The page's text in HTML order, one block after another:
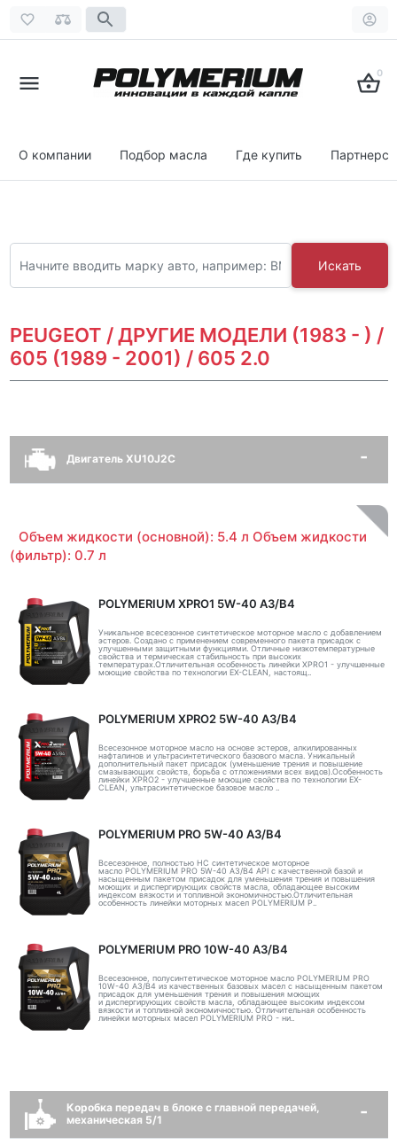
0
О компании Подбор масла Где купить
Искать
PEUGEOT / ДРУГИЕ МОДЕЛИ (1983 - ) /
605 (1989 - 2001) / 605 2.0
Двигатель XU10J2C
Объем жидкости (основной): 5.4 л Объем жидкости
(фильтр): 0.7 л
POLYMERIUM XPRO1 5W-40 A3/B4
Уникальное всесезонное синтетическое моторное масло с добавлением
эстеров. Создано с применением современного пакета присадок с
улучшенными защитными функциями. Отличные низкотемпературные
свойства и термическая стабильность при высоких
температурах.Отличительная особенность линейки XPRO1 - улучшенные
моющие свойства по технологии EX-CLEAN, настоящ..
POLYMERIUM XPRO2 5W-40 A3/B4
Всесезонное моторное масло на основе эстеров, алкилированных
нафталинов и ультрасинтетического базового масла. Уникальный
дополнительный пакет присадок (уменьшение трения и повышение
смазывающих свойств, борьба с отложениями всех видов).Особенность
линейки XPRO2 - улучшенные моющие свойства по технологии EX-
CLEAN, ультрасинтетическое базовое масло ..
POLYMERIUM PRO 5W-40 A3/B4
Всесезонное, полностью HC синтетическое моторное
масло POLYMERIUM PRO 5W-40 A3/B4 API с качественной базой и
насыщенным пакетом присадок для уменьшения трения и повышения
моющих и диспергирующих свойств масла, обладающее высоким
индексом вязкости и топливной экономичностью.Отличительная
особенность линейки моторных масел POLYMERIUM P..
POLYMERIUM PRO 10W-40 A3/B4
Всесезонное, полусинтетическое моторное масло POLYMERIUM PRO
10W-40 A3/B4 из качественных базовых масел с насыщенным пакетом
присадок для уменьшения трения и повышения моющих
и диспергирующих свойств масла, обладающее высоким индексом
вязкости и топливной экономичностью. Отличительная особенность
линейки моторных масел POLYMERIUM PRO - ни..
Коробка передач в блоке с главной передачей,
механическая 5/1